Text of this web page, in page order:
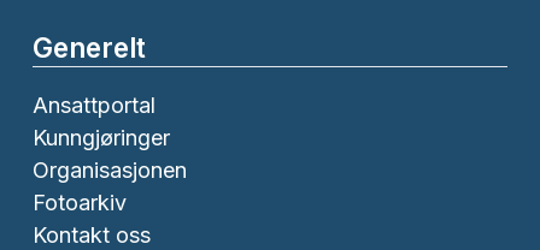
Generelt
Ansattportal
Kunngjøringer
Organisasjonen
Fotoarkiv
Kontakt oss